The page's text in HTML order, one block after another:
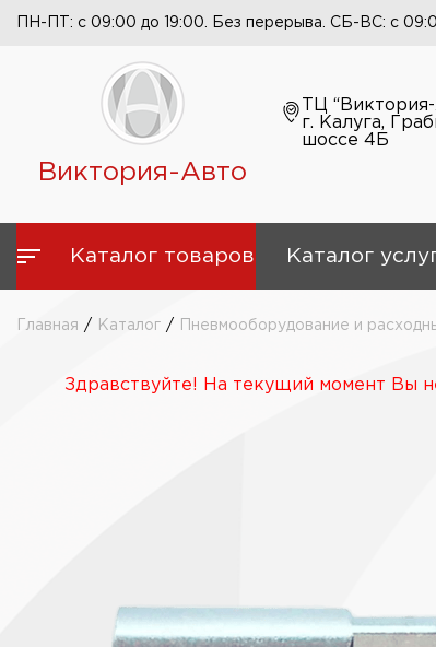
ПН-ПТ: с 09:00 до 19:00. Без перерыва. СБ-ВС: с
Виктория-Авто
ТЦ
г. Калуга,
шоссе 4Б
Каталог товаров Каталог
Главная / Каталог / Пневмооборудование и
Здравствуйте! На текущий момент Вы